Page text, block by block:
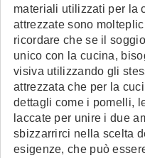
materiali utilizzati per la
attrezzate sono
ricordare che se il
unico con la cucina,
visiva utilizzando gli
attrezzata che per la
dettagli come i pomelli,
laccate per unire i due
sbizzarrirci nella scelta
esigenze, che può